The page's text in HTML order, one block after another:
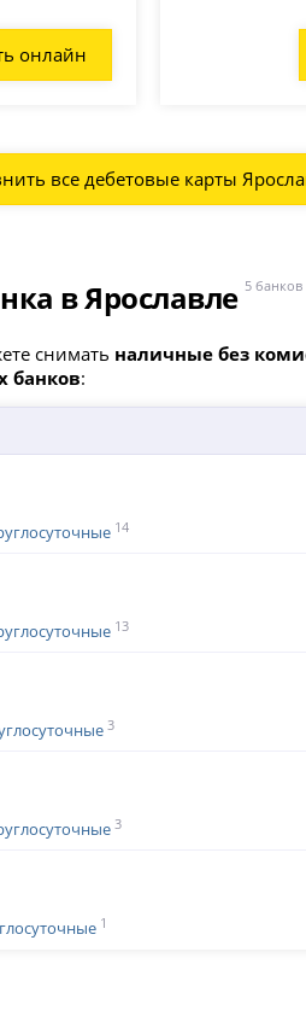
онлайн
все дебетовые карты
в Ярославле 5 банков
снимать наличные без
банков:
14
13
3
3
1